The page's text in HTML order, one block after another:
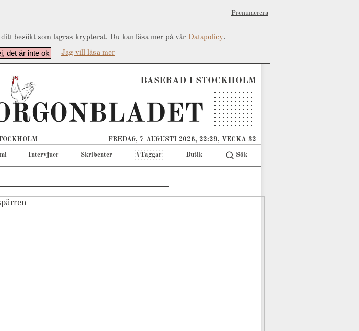
Prenumerera
besökt som lagras krypterat. Du kan läsa mer på vår Datapolicy.
det är inte ok Jag vill läsa mer
BASERAD I STOCKHOLM
FREDAG, 7 AUGUSTI 2026, 22:29, VECKA 32
Intervjuer Skribenter #Taggar Butik Sök